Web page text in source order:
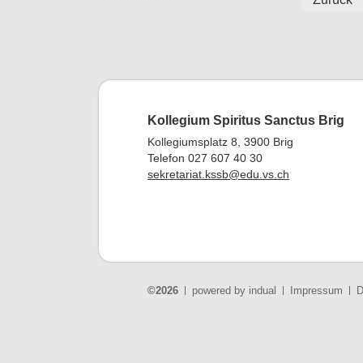
Kollegium Spiritus Sanctus Brig
Kollegiumsplatz 8, 3900 Brig
Telefon 027 607 40 30
sekretariat.kssb@edu.vs.ch
©2026 powered by indual Impressum